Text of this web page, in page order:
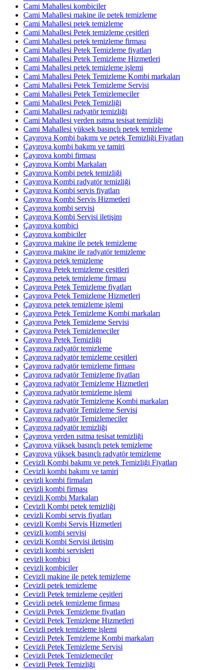
Cami Mahallesi kombiciler
Cami Mahallesi makine ile petek temizleme
Cami Mahallesi petek temizleme
Cami Mahallesi Petek temizleme çeşitleri
Cami Mahallesi petek temizleme firması
Cami Mahallesi Petek Temizleme fiyatları
Cami Mahallesi Petek Temizleme Hizmetleri
Cami Mahallesi petek temizleme işlemi
Cami Mahallesi Petek Temizleme Kombi markaları
Cami Mahallesi Petek Temizleme Servisi
Cami Mahallesi Petek Temizlemeciler
Cami Mahallesi Petek Temizliği
Cami Mahallesi radyatör temizliği
Cami Mahallesi yerden ısıtma tesisat temizliği
Cami Mahallesi yüksek basınçlı petek temizleme
Çayırova Kombi bakımı ve petek Temizliği Fiyatları
Çayırova kombi bakımı ve tamiri
Çayırova kombi firması
Çayırova Kombi Markaları
Çayırova Kombi petek temizliği
Çayırova Kombi radyatör temizliği
Çayırova Kombi servis fiyatları
Çayırova Kombi Servis Hizmetleri
Çayırova kombi servisi
Çayırova Kombi Servisi iletişim
Çayırova kombici
Çayırova kombiciler
Çayırova makine ile petek temizleme
Çayırova makine ile radyatör temizleme
Çayırova petek temizleme
Çayırova Petek temizleme çeşitleri
Çayırova petek temizleme firması
Çayırova Petek Temizleme fiyatları
Çayırova Petek Temizleme Hizmetleri
Çayırova petek temizleme işlemi
Çayırova Petek Temizleme Kombi markaları
Çayırova Petek Temizleme Servisi
Çayırova Petek Temizlemeciler
Çayırova Petek Temizliği
Çayırova radyatör temizleme
Çayırova radyatör temizleme çeşitleri
Çayırova radyatör temizleme firması
Çayırova radyatör Temizleme fiyatları
Çayırova radyatör Temizleme Hizmetleri
Çayırova radyatör temizleme işlemi
Çayırova radyatör Temizleme Kombi markaları
Çayırova radyatör Temizleme Servisi
Çayırova radyatör Temizlemeciler
Çayırova radyatör temizliği
Çayırova yerden ısıtma tesisat temizliği
Çayırova yüksek basınçlı petek temizleme
Çayırova yüksek basınçlı radyatör temizleme
Cevizli Kombi bakımı ve petek Temizliği Fiyatları
Cevizli kombi bakımı ve tamiri
cevizli kombi firmaları
cevizli kombi firması
cevizli Kombi Markaları
Cevizli Kombi petek temizliği
cevizli Kombi servis fiyatları
cevizli Kombi Servis Hizmetleri
cevizli kombi servisi
cevizli Kombi Servisi iletişim
cevizli kombi servisleri
cevizli kombici
cevizli kombiciler
Cevizli makine ile petek temizleme
Cevizli petek temizleme
Cevizli Petek temizleme çeşitleri
Cevizli petek temizleme firması
Cevizli Petek Temizleme fiyatları
Cevizli Petek Temizleme Hizmetleri
Cevizli petek temizleme işlemi
Cevizli Petek Temizleme Kombi markaları
Cevizli Petek Temizleme Servisi
Cevizli Petek Temizlemeciler
Cevizli Petek Temizliği